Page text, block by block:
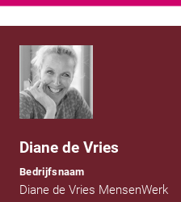
Diane de Vries
Bedrijfsnaam
Diane de Vries MensenWerk